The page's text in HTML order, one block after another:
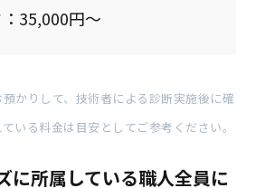
35,000円～
かりして、技術者による診断実施後に確
いる料金は目安としてご参考ください。
に所属している職人全員に